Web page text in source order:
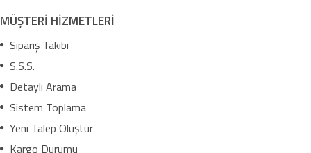
MÜŞTERİ HİZMETLERİ
Sipariş Takibi
S.S.S.
Detaylı Arama
Sistem Toplama
Yeni Talep Oluştur
Kargo Durumu